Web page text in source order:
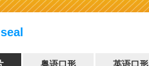
粤语口形 英语口形